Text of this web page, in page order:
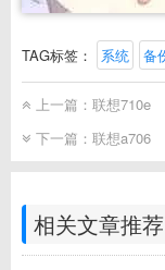
TAG标签： 系统 备
上一篇： 联想710e
下一篇： 联想a706
相关文章推荐